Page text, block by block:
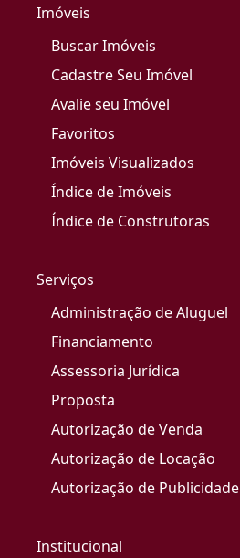
Imóveis
Buscar Imóveis
Cadastre Seu Imóvel
Avalie seu Imóvel
Favoritos
Imóveis Visualizados
Índice de Imóveis
Índice de Construtoras
Serviços
Administração de Aluguel
Financiamento
Assessoria Jurídica
Proposta
Autorização de Venda
Autorização de Locação
Autorização de Publicidade
Institucional